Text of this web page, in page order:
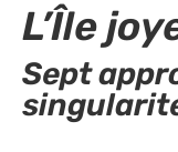
L’Île
Sept